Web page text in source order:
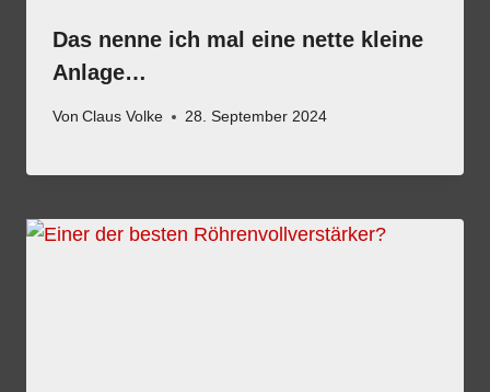
Das nenne ich mal eine nette kleine
Anlage…
Von Claus Volke 28. September 2024